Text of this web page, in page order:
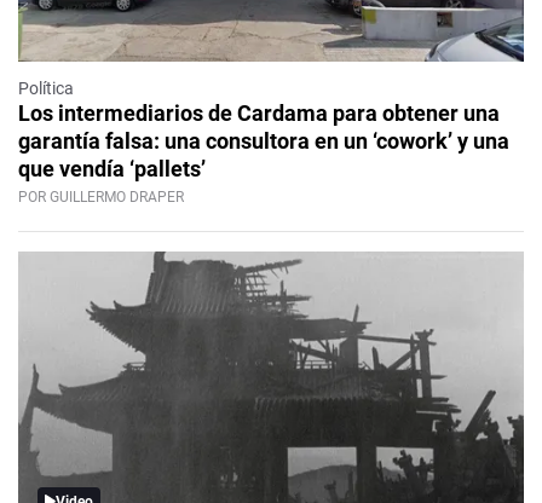
Política
Los intermediarios de Cardama para obtener una
garantía falsa: una consultora en un ‘cowork’ y una
que vendía ‘pallets’
POR GUILLERMO DRAPER